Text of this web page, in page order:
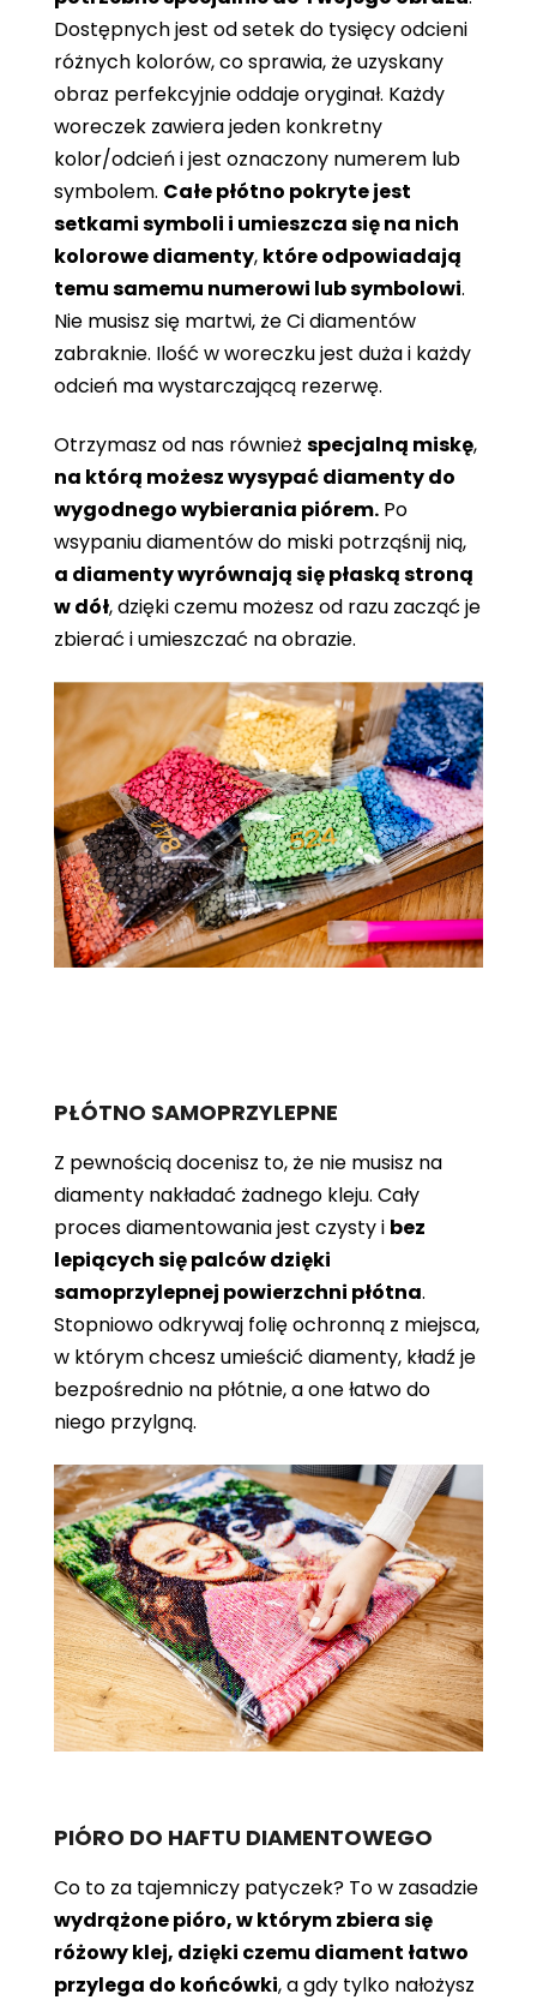
Dostępnych jest od setek do tysięcy odcieni
różnych kolorów, co sprawia, że ​​uzyskany
obraz perfekcyjnie oddaje oryginał. Każdy
woreczek zawiera jeden konkretny
kolor/odcień i jest oznaczony numerem lub
symbolem. Całe płótno pokryte jest
setkami symboli i umieszcza się na nich
kolorowe diamenty, które odpowiadają
temu samemu numerowi lub symbolowi.
Nie musisz się martwi, że Ci diamentów
zabraknie. Ilość w woreczku jest duża i każdy
odcień ma wystarczającą rezerwę.
Otrzymasz od nas również specjalną miskę,
na którą możesz wysypać diamenty do
wygodnego wybierania piórem. Po
wsypaniu diamentów do miski potrząśnij nią,
a diamenty wyrównają się płaską stroną
w dół, dzięki czemu możesz od razu zacząć je
zbierać i umieszczać na obrazie.
PŁÓTNO SAMOPRZYLEPNE
Z pewnością docenisz to, że nie musisz na
diamenty nakładać żadnego kleju. Cały
proces diamentowania jest czysty i bez
lepiących się palców dzięki
samoprzylepnej powierzchni płótna.
Stopniowo odkrywaj folię ochronną z miejsca,
w którym chcesz umieścić diamenty, kładź je
bezpośrednio na płótnie, a one łatwo do
niego przylgną.
PIÓRO DO HAFTU DIAMENTOWEGO
Co to za tajemniczy patyczek? To w zasadzie
wydrążone pióro, w którym zbiera się
różowy klej, dzięki czemu diament łatwo
przylega do końcówki, a gdy tylko nałożysz